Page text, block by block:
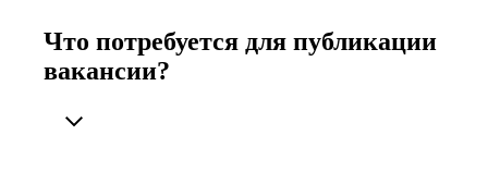
Что потребуется для публикации
вакансии?